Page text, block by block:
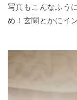
写真もこんなふう
め！玄関とかにイ